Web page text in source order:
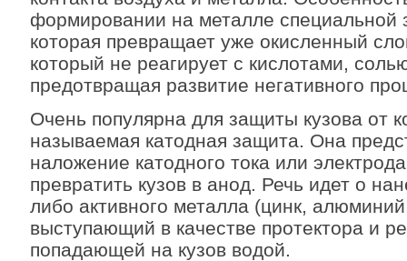
формировании на металле специальной
которая превращает уже окисленный
который не реагирует с кислотами,
предотвращая развитие негативного
Очень популярна для защиты кузова от
называемая катодная защита. Она
наложение катодного тока или
превратить кузов в анод. Речь идет о
либо активного металла (цинк,
выступающий в качестве протектора и
попадающей на кузов водой.